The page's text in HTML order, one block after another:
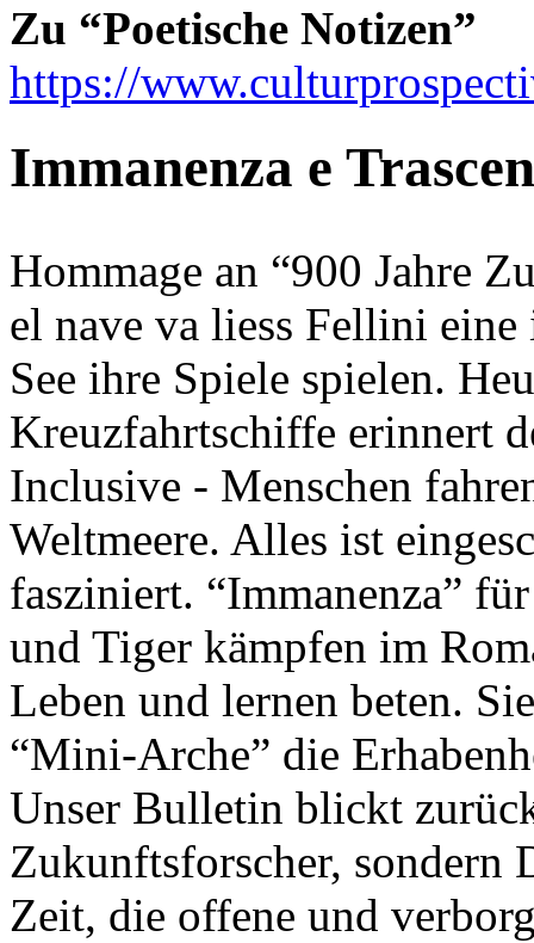
Zu “Poetische Notizen”
https://
Immanenza e
Hommage an “900 Jahre
el nave va liess Fellini
See ihre Spiele spielen.
Kreuzfahrtschiffe erinnert
Inclusive - Menschen
Weltmeere. Alles ist
fasziniert. “Immanenza”
und Tiger kämpfen im
Leben und lernen beten.
“Mini-Arche” die
Unser Bulletin blickt
Zukunftsforscher, sondern
Zeit, die offene und